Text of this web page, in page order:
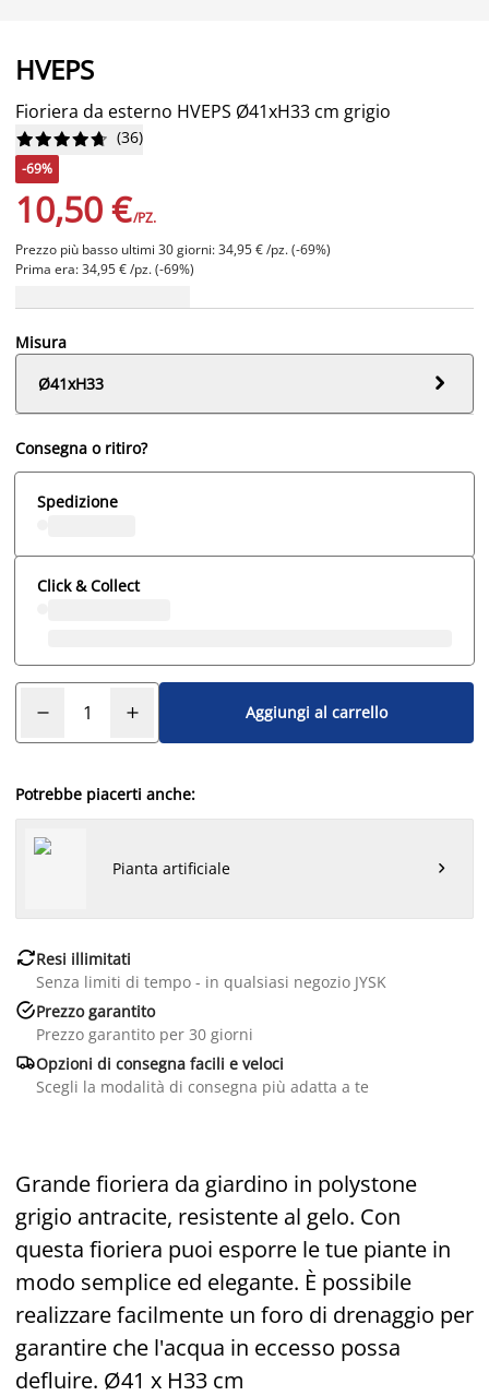
HVEPS
Fioriera da esterno HVEPS Ø41xH33 cm grigio





 (36)
-69%
10,50 €/PZ.
Prezzo più basso ultimi 30 giorni: 34,95 € /pz. (-69%)
Prima era: 34,95 € /pz. (-69%)
Misura
Ø41xH33

Consegna o ritiro?
Spedizione
Click & Collect
Aggiungi al carrello
Potrebbe piacerti anche:
Pianta artificiale 
Resi illimitati
Senza limiti di tempo - in qualsiasi negozio JYSK
Prezzo garantito
Prezzo garantito per 30 giorni
Opzioni di consegna facili e veloci
Scegli la modalità di consegna più adatta a te
Grande fioriera da giardino in polystone
grigio antracite, resistente al gelo. Con
questa fioriera puoi esporre le tue piante in
modo semplice ed elegante. È possibile
realizzare facilmente un foro di drenaggio per
garantire che l'acqua in eccesso possa
defluire. Ø41 x H33 cm